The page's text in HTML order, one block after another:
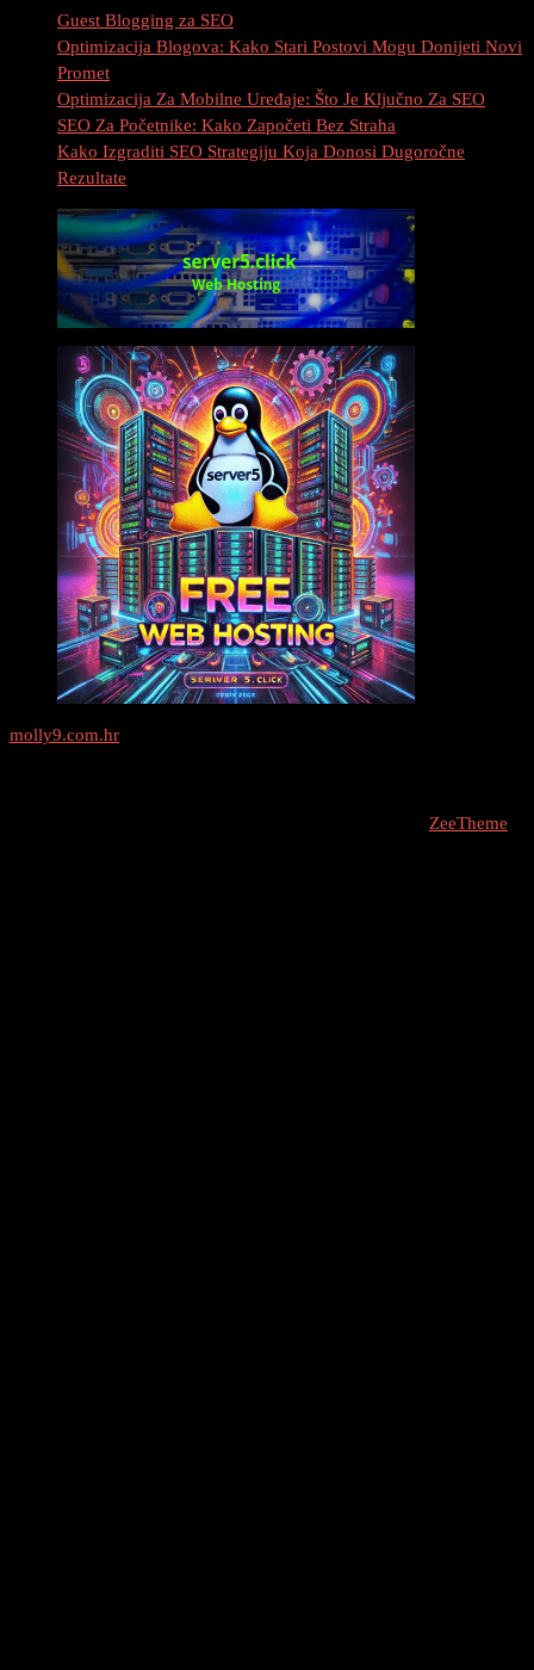
Guest Blogging za SEO
Optimizacija Blogova: Kako Stari Postovi Mogu Donijeti Novi
Promet
Optimizacija Za Mobilne Uređaje: Što Je Ključno Za SEO
SEO Za Početnike: Kako Započeti Bez Straha
Kako Izgraditi SEO Strategiju Koja Donosi Dugoročne
Rezultate
molly9.com.hr
ZeeTheme